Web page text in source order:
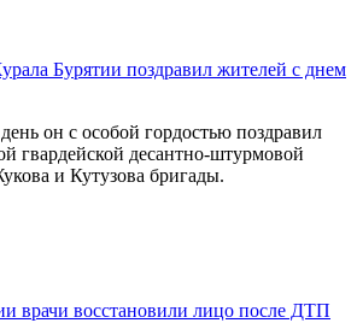
Бурятии поздравил жителей с днем
он с особой гордостью поздравил
гвардейской десантно-штурмовой
и Кутузова бригады.
врачи восстановили лицо после ДТП